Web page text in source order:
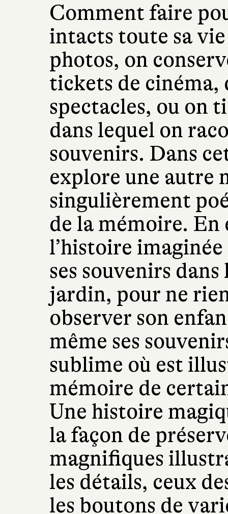
Comment faire
intacts toute sa
photos, on
tickets de cinéma,
spectacles, ou on
dans lequel on
souvenirs. Dans
explore une autre
singulièrement
de la mémoire.
l’histoire
ses souvenirs
jardin, pour ne
observer son
même ses
sublime où est
mémoire de
Une histoire
la façon de
magnifiques
les détails, ceux
les boutons de